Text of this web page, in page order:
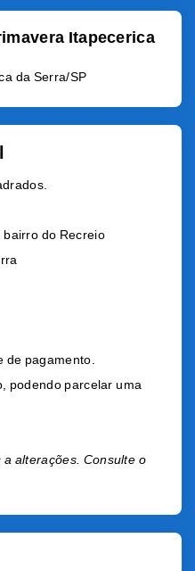
Itapecerica
da Serra/SP
bairro do Recreio
de pagamento.
podendo parcelar uma
alterações. Consulte o